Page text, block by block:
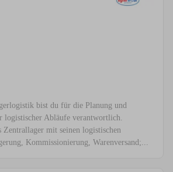
bist du für die Planung und
logistischer Abläufe verantwortlich.
Zentrallager mit seinen logistischen
Kommissionierung, Warenversand;...